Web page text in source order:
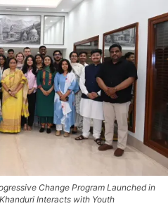
Change Program Launched in
Interacts with Youth